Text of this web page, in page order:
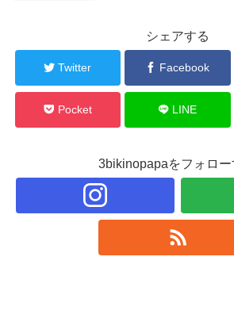
シェアする
Twitter Facebook
Pocket LINE
3bikinopapaをフォロー